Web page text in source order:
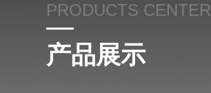
PRODUCTS CENTER
产品展示